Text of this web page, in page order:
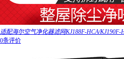
适配海尔空气净化器滤网KJ188F-HCA/KJ190F-
0条评价